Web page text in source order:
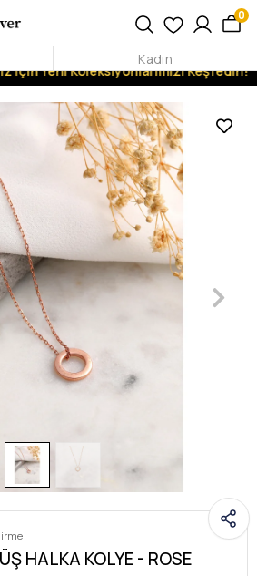
Yeni Koleksiyonlarımızı Keşfedin!
0
Kadın
HALKA KOLYE - ROSE